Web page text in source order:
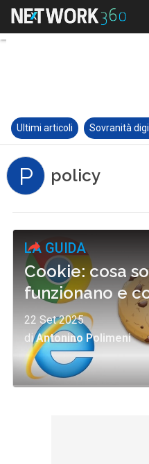
Ultimi articoli Sovranità
P policy
LA GUIDA
Cookie: cosa
funzionano e
22 Set 2025
diAntonino Polimeni